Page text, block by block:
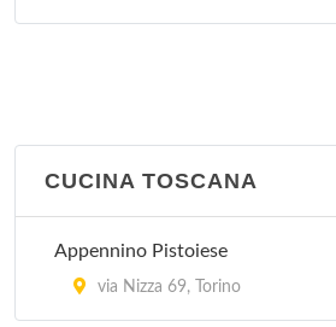
CUCINA TOSCANA
Appennino Pistoiese
via Nizza 69, Torino